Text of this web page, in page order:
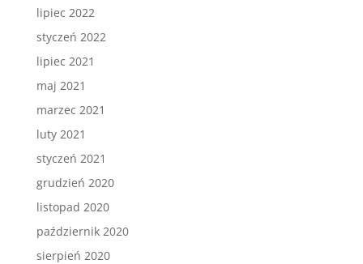
lipiec 2022
styczeń 2022
lipiec 2021
maj 2021
marzec 2021
luty 2021
styczeń 2021
grudzień 2020
listopad 2020
październik 2020
sierpień 2020